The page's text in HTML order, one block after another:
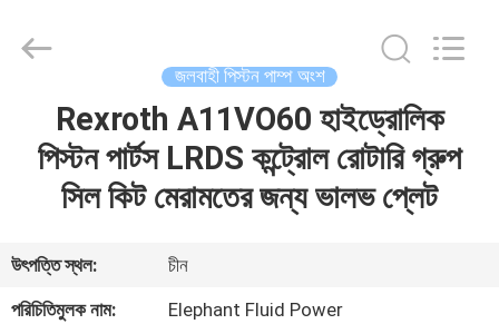
আমাদের
সম্পর্কে
Power
Co.,Ltd.
জলবাহী পিস্টন পাম্প অংশ
Rexroth A11VO60 হাইড্রোলিক
পিস্টন পার্টস LRDS কন্ট্রোল রোটারি গ্রুপ
সিল কিট মেরামতের জন্য ভালভ প্লেট
উৎপত্তি স্থল:
চীন
পরিচিতিমুলক নাম:
Elephant Fluid Power